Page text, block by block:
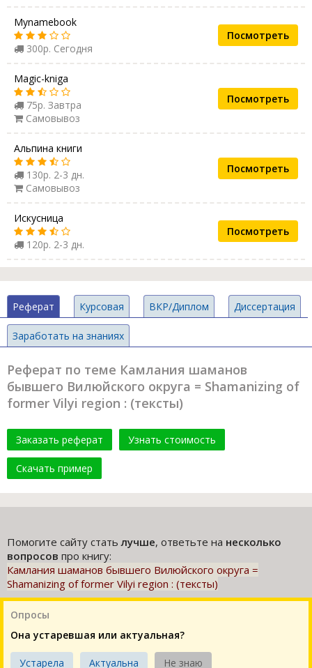
Mynamebook
300р. Сегодня
Посмотреть
Magic-kniga
75р. Завтра
Самовывоз
Посмотреть
Альпина книги
130р. 2-3 дн.
Самовывоз
Посмотреть
Искусница
120р. 2-3 дн.
Посмотреть
Реферат Курсовая ВКР/Диплом Диссертация
Заработать на знаниях
Реферат по теме Камлания шаманов
бывшего Вилюйского округа = Shamanizing of
former Vilyi region : (тексты)
Заказать реферат Узнать стоимость
Скачать пример
Помогите сайту статьлучше, ответьте на несколько
вопросов про книгу:
Камлания шаманов бывшего Вилюйского округа =
Shamanizing of former Vilyi region : (тексты)
Опросы
Она устаревшая или актуальная?
Устарела Актуальна Не знаю